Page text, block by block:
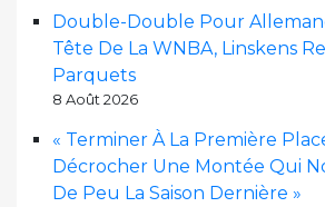
Double-Double Pour
Tête De La WNBA, Linskens
Parquets
8 Août 2026
« Terminer À La Première
Décrocher Une Montée Qui
De Peu La Saison Dernière »